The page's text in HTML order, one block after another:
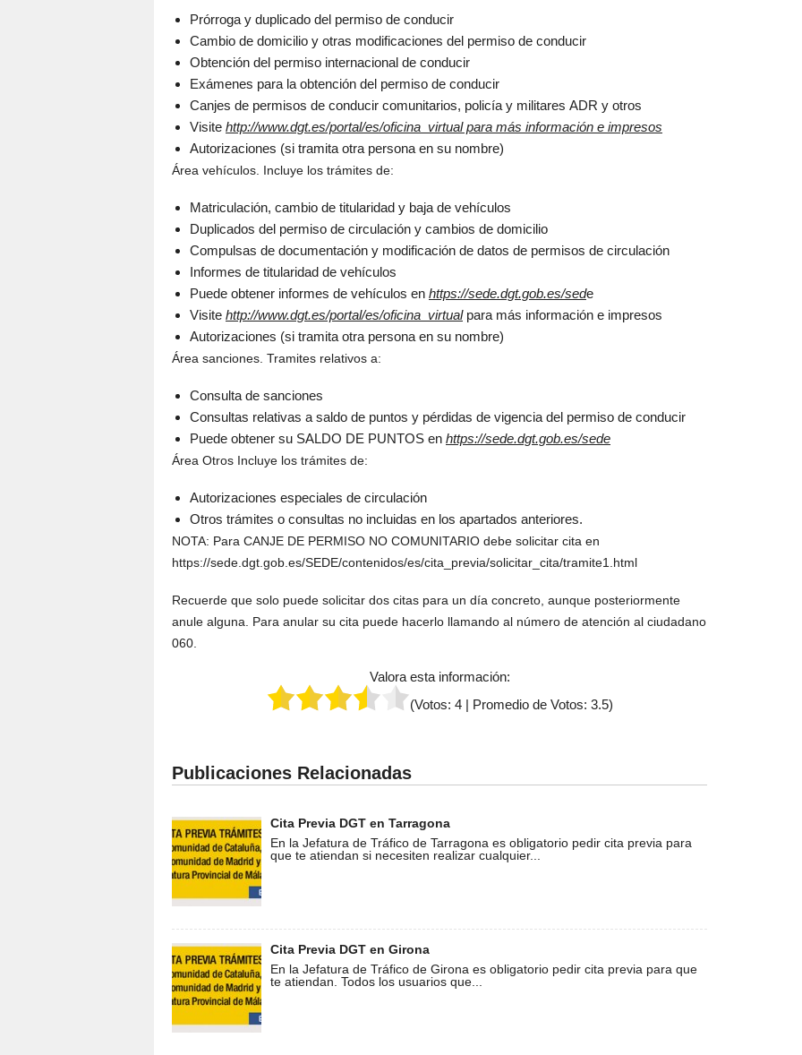
Prórroga y duplicado del permiso de conducir
Cambio de domicilio y otras modificaciones del permiso de conducir
Obtención del permiso internacional de conducir
Exámenes para la obtención del permiso de conducir
Canjes de permisos de conducir comunitarios, policía y militares ADR y otros
Visite http://www.dgt.es/portal/es/oficina_virtual para más información e impresos
Autorizaciones (si tramita otra persona en su nombre)
Área vehículos. Incluye los trámites de:
Matriculación, cambio de titularidad y baja de vehículos
Duplicados del permiso de circulación y cambios de domicilio
Compulsas de documentación y modificación de datos de permisos de circulación
Informes de titularidad de vehículos
Puede obtener informes de vehículos en https://sede.dgt.gob.es/sede
Visite http://www.dgt.es/portal/es/oficina_virtualpara más información e impresos
Autorizaciones (si tramita otra persona en su nombre)
Área sanciones. Tramites relativos a:
Consulta de sanciones
Consultas relativas a saldo de puntos y pérdidas de vigencia del permiso de conducir
Puede obtener su SALDO DE PUNTOS en https://sede.dgt.gob.es/sede
Área Otros Incluye los trámites de:
Autorizaciones especiales de circulación
Otros trámites o consultas no incluidas en los apartados anteriores.
NOTA: Para CANJE DE PERMISO NO COMUNITARIO debe solicitar cita en
https://sede.dgt.gob.es/SEDE/contenidos/es/cita_previa/solicitar_cita/tramite1.html
Recuerde que solo puede solicitar dos citas para un día concreto, aunque posteriormente
anule alguna. Para anular su cita puede hacerlo llamando al número de atención al ciudadano
060.
Valora esta información:
(Votos: 4| Promedio de Votos: 3.5)
Publicaciones Relacionadas
Cita Previa DGT en Tarragona
En la Jefatura de Tráfico de Tarragona es obligatorio pedir cita previa para
que te atiendan si necesiten realizar cualquier...
Cita Previa DGT en Girona
En la Jefatura de Tráfico de Girona es obligatorio pedir cita previa para que
te atiendan. Todos los usuarios que...